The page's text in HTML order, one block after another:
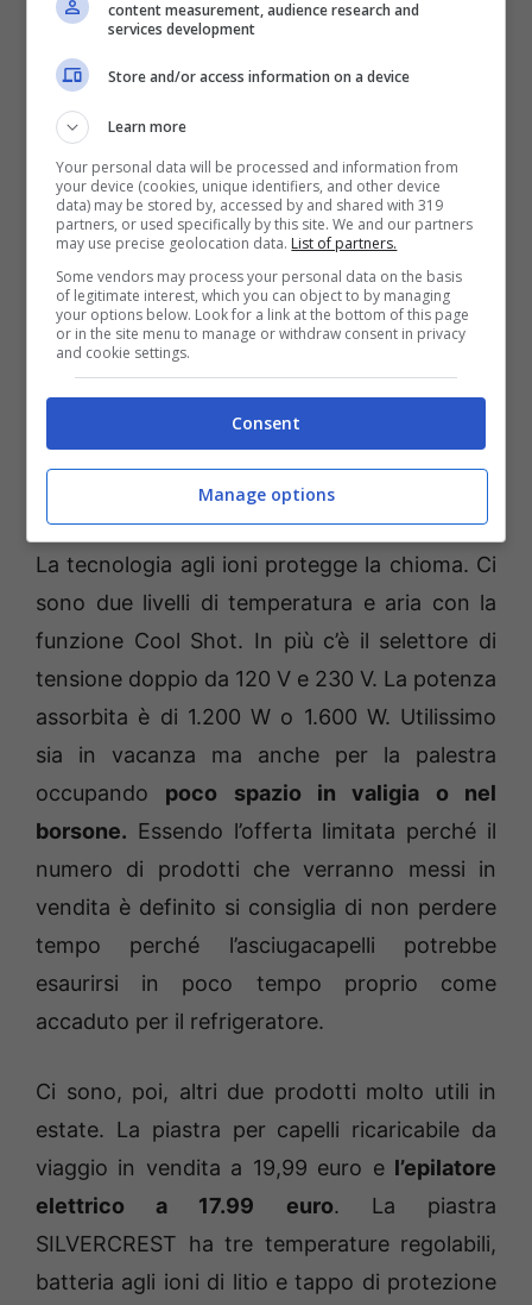
soluzione perfetta, pratica ed economica.
Vende
a 11,99 euro
Cosa mettere in valigia per l’estate spendendo 11,99 euro
La tecnologia agli ioni protegge la chioma. Ci
sono due livelli di temperatura e aria con la
funzione Cool Shot. In più c’è il selettore di
tensione doppio da 120 V e 230 V. La potenza
assorbita è di 1.200 W o 1.600 W. Utilissimo
sia in vacanza ma anche per la palestra
occupando poco spazio in valigia o nel
borsone. Essendo l’offerta limitata perché il
numero di prodotti che verranno messi in
vendita è definito si consiglia di non perdere
tempo perché l’asciugacapelli potrebbe
esaurirsi in poco tempo proprio come
accaduto per il refrigeratore.
Ci sono, poi, altri due prodotti molto utili in
estate. La piastra per capelli ricaricabile da
viaggio in vendita a 19,99 euro e l’epilatore
elettrico a 17.99 euro. La piastra
SILVERCREST ha tre temperature regolabili,
batteria agli ioni di litio e tappo di protezione
content measurement, audience research and
services development
Store and/or access information on a device
Learn more
Your personal data will be processed and information from
your device (cookies, unique identifiers, and other device
data) may be stored by, accessed by and shared with 319
partners, or used specifically by this site. We and our partners
may use precise geolocation data. List of partners.
Some vendors may process your personal data on the basis
of legitimate interest, which you can object to by managing
your options below. Look for a link at the bottom of this page
or in the site menu to manage or withdraw consent in privacy
and cookie settings.
Consent
Manage options